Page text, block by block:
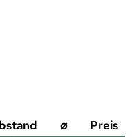
⌀
Preis